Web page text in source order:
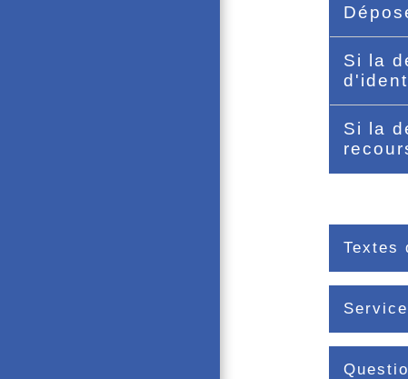
Si la
Si la
Textes